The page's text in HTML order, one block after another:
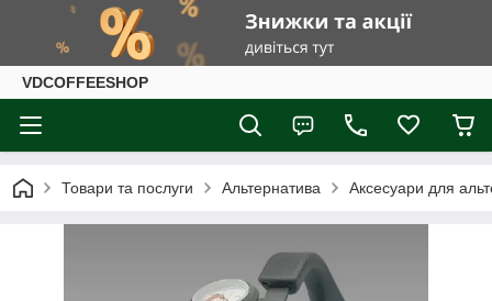
VDCOFFEESHOP
Товари та послуги Альтернатива Аксесуари для